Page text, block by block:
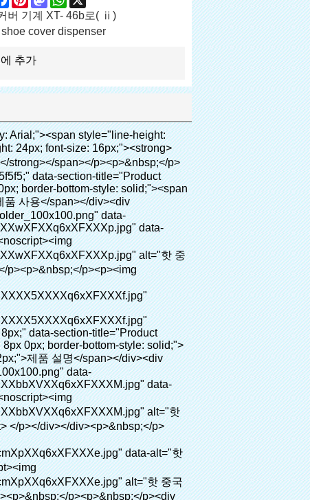
버 기계 XT- 46b로( ⅱ)
cover dispenser
추가
의실, 스파 센터, 피트니스 센터, 등</p><p>&nbsp;</p><p><span style="line-height: 21px; font-size: 14px;"><strong>부동산:</strong></span>모델 하우스, 고급 레지던스를, 등</p><p><br><span style="line-height: 21px; font-size: 14px;"><strong>교육 시스템:</strong></span>유치원, 학교, 컴퓨터 실, 연구 및 교육, 등</p><p>&nbsp;</p><p><img src="http://i03.i.aliimg.com/simg/single/icon/placeholder_100x100.png" data-src="http://g02.s.alicdn.com/kf/HTB1DXXzIVXXXXXoXXXXq6xXFXXXW/200852200/HTB1DXXzIVXXXXXoXXXXq6xXFXXXW.jpg" data-alt="핫 중국 제품 도매 자동 신발 커버 디스펜서 병원" width="700" ori-width="700" ori-height="564" /> <noscript><img src="http://g02.s.alicdn.com/kf/HTB1DXXzIVXXXXXoXXXXq6xXFXXXW/200852200/HTB1DXXzIVXXXXXoXXXXq6xXFXXXW.jpg" alt="핫 중국 제품 도매 자동 신발 커버 디스펜서 병원" width="700" ori-width="700" ori-height="564"></noscript> </p><div id="ali-anchor-AliPostDhMb-65pxr" style="padding-top: 8px;" data-section-title="Packaging & Shipping" data-section="AliPostDhMb-65pxr"><div id="ali-title-AliPostDhMb-65pxr" style="padding: 8px 0px; border-bottom-style: solid;"><span style="background-color: #ddd; color: #333; font-weight: bold; padding: 8px 10px; line-height: 12px;">포장 및 배송</span></div><div style="padding: 10px 0px;"><p>&nbsp;&nbsp;<img src="http://i03.i.aliimg.com/simg/single/icon/placeholder_100x100.png" data-src="http://g04.s.alicdn.com/kf/HTB1KaAjHFXXXXb_XXXXq6xXFXXXR/200852200/HTB1KaAjHFXXXXb_XXXXq6xXFXXXR.jpg" data-alt="핫 중국 제품 도매 자동 신발 커버 디스펜서 병원" style="background-color: #f5f5f5;" ori-width="800" ori-height="685" /> <noscript><img src="http://g04.s.alicdn.com/kf/HTB1KaAjHFXXXXb_XXXXq6xXFXXXR/200852200/HTB1KaAjHFXXXXb_XXXXq6xXFXXXR.jpg" alt="핫 중국 제품 도매 자동 신발 커버 디스펜서 병원" style="background-color: #f5f5f5;" ori-width="800" ori-height="685"></noscript> </p><p>&nbsp;</p></div></div><div id="ali-anchor-AliPostDhMb-ia4vp" style="padding-top: 8px;" data-section-title="Company Information" data-section="AliPostDhMb-ia4vp"><div id="ali-title-AliPostDhMb-ia4vp" style="padding: 8px 0px; border-bottom-style: solid;"><span style="background-color: #ddd; color: #333; font-weight: bold; padding: 8px 10px; line-height: 12px;">회사 정보</span></div><div style="padding: 10px 0px;"><p>&nbsp;&nbsp;<img src="http://i03.i.aliimg.com/simg/single/icon/placeholder_100x100.png" data-src="http://g02.s.alicdn.com/kf/HTB16AfdIXXXXXb6XpXXq6xXFXXXs/200852200/HTB16AfdIXXXXXb6XpXXq6xXFXXXs.jpg" data-alt="핫 중국